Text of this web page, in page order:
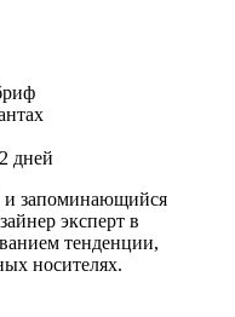
дней
и запоминающийся
эксперт в
тенденции,
носителях.